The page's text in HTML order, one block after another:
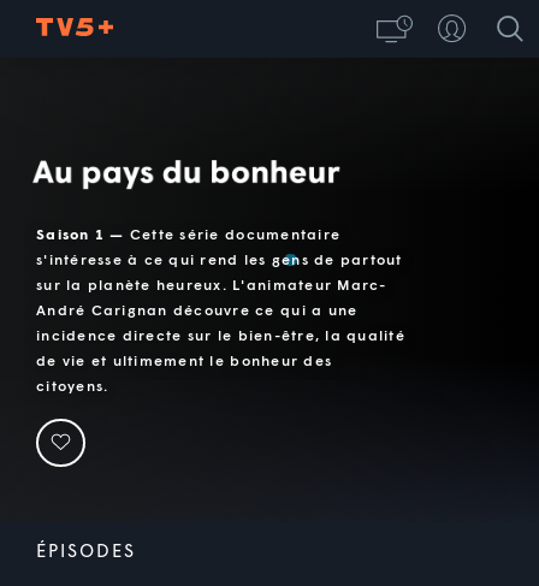
Saison 1 — Cette série documentaire
s'intéresse à ce qui rend les gens de partout
sur la planète heureux. L'animateur Marc-
André Carignan découvre ce qui a une
incidence directe sur le bien-être, la qualité
de vie et ultimement le bonheur des
citoyens.
ÉPISODES